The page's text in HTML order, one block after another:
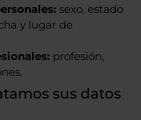
sexo, estado
y lugar de
profesión,
sus datos